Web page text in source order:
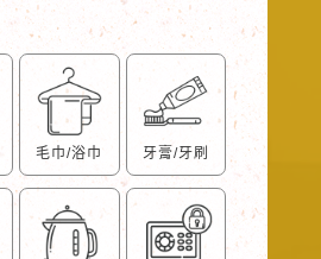
毛巾/浴巾 牙膏/牙刷